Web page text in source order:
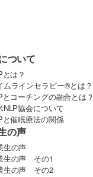
ついて
とは？
ムラインセラピー®とは？
とコーチングの融合とは？
NLP協会について
と催眠療法の関係
の声
生の声
生の声 その1
生の声 その2